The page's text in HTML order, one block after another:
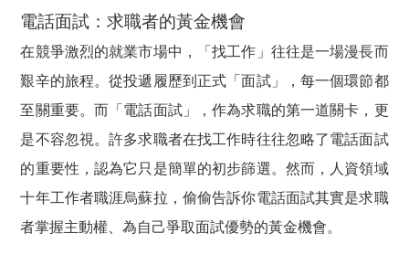
電話面試：求職者的黃金機會
在競爭激烈的就業市場中，「找工作」往往是一場漫長而
艱辛的旅程。從投遞履歷到正式「面試」，每一個環節都
至關重要。而「電話面試」，作為求職的第一道關卡，更
是不容忽視。許多求職者在找工作時往往忽略了電話面試
的重要性，認為它只是簡單的初步篩選。然而，人資領域
十年工作者職涯烏蘇拉，偷偷告訴你電話面試其實是求職
者掌握主動權、為自己爭取面試優勢的黃金機會。